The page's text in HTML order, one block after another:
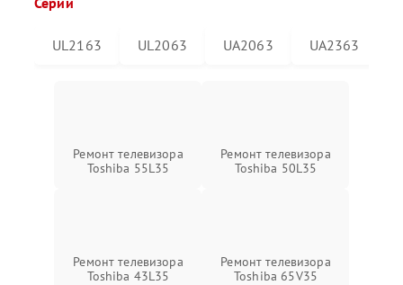
UL2163 UL2063 UA2063 UA2363
Ремонт телевизора
Toshiba 55L35
Ремонт телевизора
Toshiba 50L35
Ремонт телевизора
Toshiba 43L35
Ремонт телевизора
Toshiba 65V35